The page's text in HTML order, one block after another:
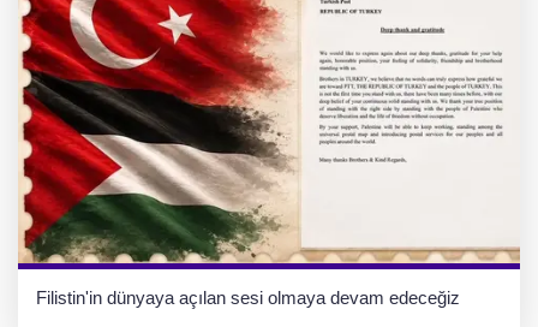
Filistin'in dünyaya açılan sesi olmaya devam edeceğiz